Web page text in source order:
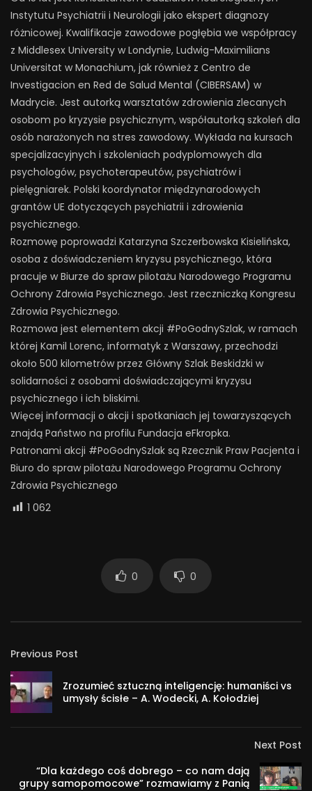
Instytutu Psychiatrii i Neurologii jako ekspert diagnozy
różnicowej. Kwalifikacje zawodowe pogłębia we współpracy
z Middlesex University w Londynie, Ludwig-Maximilians
Universitat w Monachium, jak również z Centro de
Investigacion en Red de Salud Mental (CIBERSAM) w
Madrycie. Jest autorką warsztatów zdrowienia zlecanych
osobom po kryzysie psychicznym, współautorką szkoleń dla
osób narażonych na stres zawodowy. Wykłada na kursach
specjalizacyjnych i szkoleniach podyplomowych dla
psychologów, psychoterapeutów, psychiatrów i
pielęgniarek. Polski koordynator międzynarodowych
grantów UE dotyczących psychiatrii i zdrowienia
psychicznego.
Rozmowę poprowadzi Katarzyna Szczerbowska Kisielińska,
osoba z doświadczeniem kryzysu psychicznego, która
pracuje w Biurze do spraw pilotażu Narodowego Programu
Ochrony Zdrowia Psychicznego. Jest rzeczniczką Kongresu
Zdrowia Psychicznego.
Rozmowa jest elementem akcji #PoGodnySzlak, w ramach
której Kamil Lorenc, informatyk z Warszawy, przechodzi
około 500 kilometrów przez Główny Szlak Beskidzki w
solidarności z osobami doświadczającymi kryzysu
psychicznego i ich bliskimi.
Więcej informacji o akcji i spotkaniach jej towarzyszących
znajdą Państwo na profilu Fundacja eFkropka.
Patronami akcji #PoGodnySzlak są Rzecznik Praw Pacjenta i
Biuro do spraw pilotażu Narodowego Programu Ochrony
Zdrowia Psychicznego
1 062
0 0
Previous Post
Zrozumieć sztuczną inteligencję: humaniści vs
umysły ścisłe – A. Wodecki, A. Kołodziej
Next Post
“Dla każdego coś dobrego – co nam dają
grupy samopomocowe” rozmawiamy z Panią